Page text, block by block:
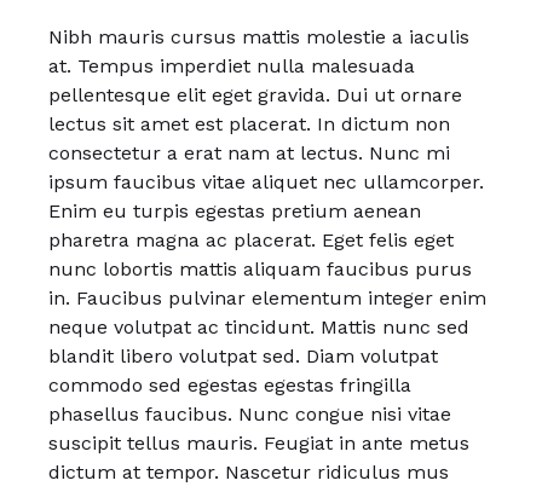
Nibh mauris cursus mattis molestie a iaculis
at. Tempus imperdiet nulla malesuada
pellentesque elit eget gravida. Dui ut ornare
lectus sit amet est placerat. In dictum non
consectetur a erat nam at lectus. Nunc mi
ipsum faucibus vitae aliquet nec ullamcorper.
Enim eu turpis egestas pretium aenean
pharetra magna ac placerat. Eget felis eget
nunc lobortis mattis aliquam faucibus purus
in. Faucibus pulvinar elementum integer enim
neque volutpat ac tincidunt. Mattis nunc sed
blandit libero volutpat sed. Diam volutpat
commodo sed egestas egestas fringilla
phasellus faucibus. Nunc congue nisi vitae
suscipit tellus mauris. Feugiat in ante metus
dictum at tempor. Nascetur ridiculus mus